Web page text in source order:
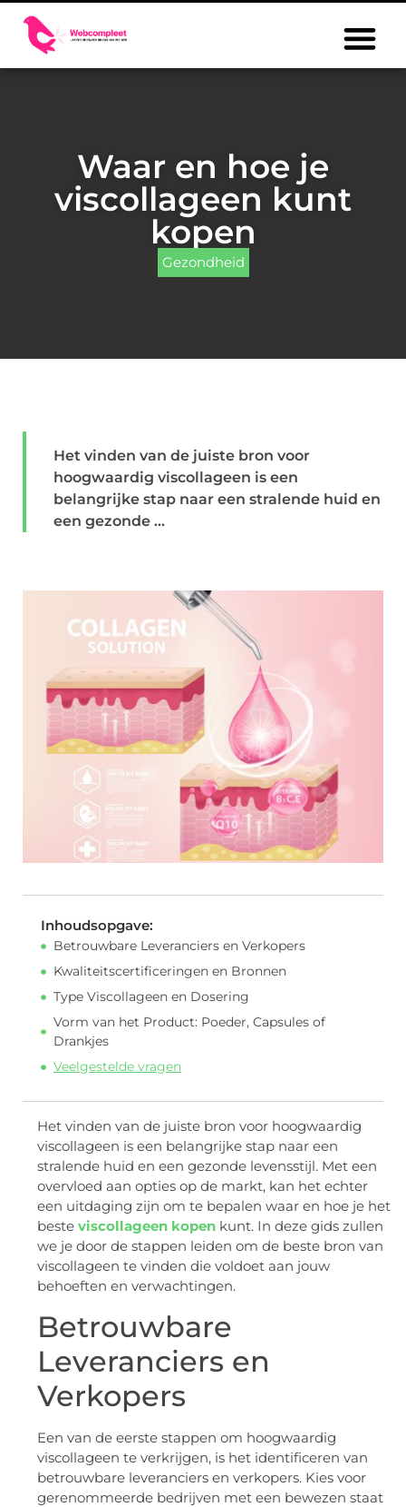
Waar en hoe je
viscollageen kunt
kopen
Gezondheid
Het vinden van de juiste bron voor
hoogwaardig viscollageen is een
belangrijke stap naar een stralende huid en
een gezonde ...
Inhoudsopgave:
Betrouwbare Leveranciers en Verkopers
Kwaliteitscertificeringen en Bronnen
Type Viscollageen en Dosering
Vorm van het Product: Poeder, Capsules of
Drankjes
Veelgestelde vragen
Het vinden van de juiste bron voor hoogwaardig
viscollageen is een belangrijke stap naar een
stralende huid en een gezonde levensstijl. Met een
overvloed aan opties op de markt, kan het echter
een uitdaging zijn om te bepalen waar en hoe je het
beste viscollageen kopen kunt. In deze gids zullen
we je door de stappen leiden om de beste bron van
viscollageen te vinden die voldoet aan jouw
behoeften en verwachtingen.
Betrouwbare
Leveranciers en
Verkopers
Een van de eerste stappen om hoogwaardig
viscollageen te verkrijgen, is het identificeren van
betrouwbare leveranciers en verkopers. Kies voor
gerenommeerde bedrijven met een bewezen staat